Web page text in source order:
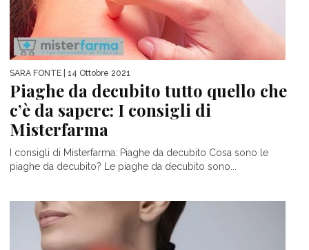
SARA FONTE | 14 Ottobre 2021
Piaghe da decubito tutto quello che
c’è da sapere: I consigli di
Misterfarma
I consigli di Misterfarma: Piaghe da decubito Cosa sono le
piaghe da decubito? Le piaghe da decubito sono...